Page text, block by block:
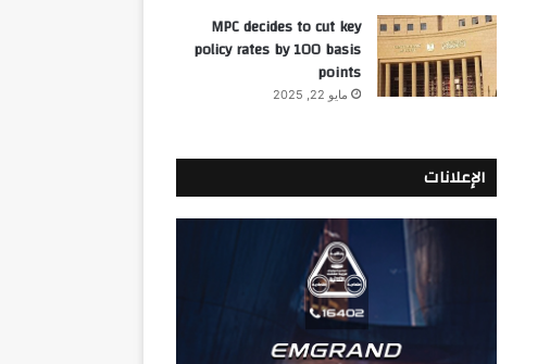
MPC decides to cut key
policy rates by 100 basis
points
مايو 22, 2025
الإعلانات